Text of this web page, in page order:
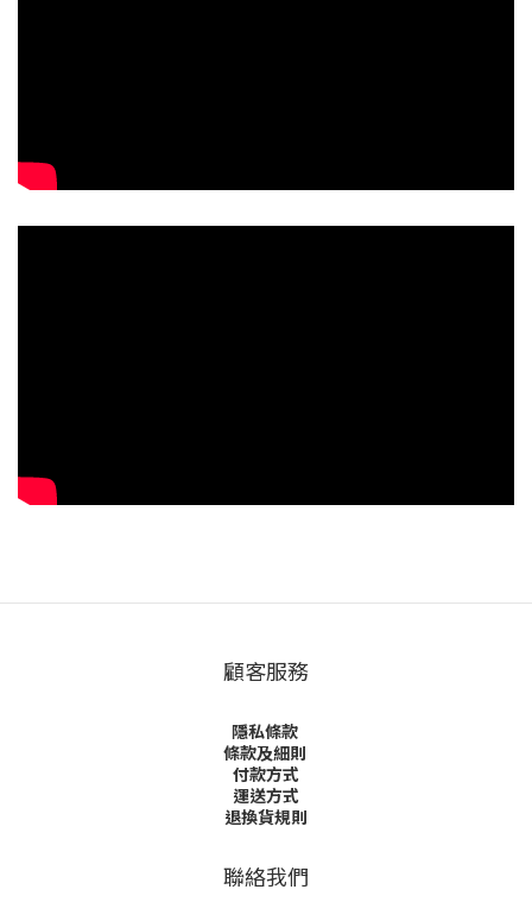
顧客服務
隱私條款
條款及細則
付款方式
運送方式
退換貨規則
聯絡我們